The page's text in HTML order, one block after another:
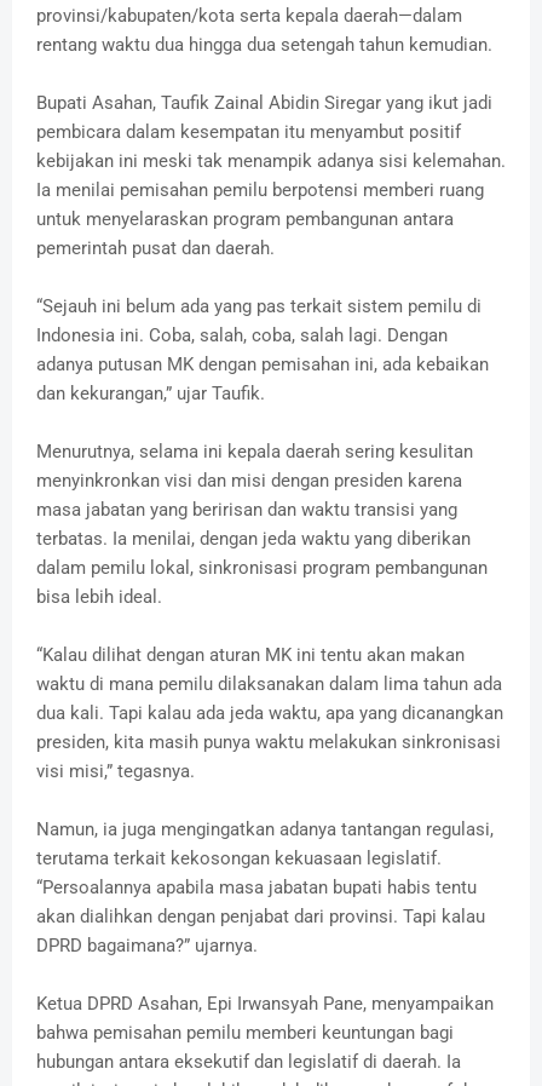
provinsi/kabupaten/kota serta kepala daerah—dalam
rentang waktu dua hingga dua setengah tahun kemudian.
Bupati Asahan, Taufik Zainal Abidin Siregar yang ikut jadi
pembicara dalam kesempatan itu menyambut positif
kebijakan ini meski tak menampik adanya sisi kelemahan.
Ia menilai pemisahan pemilu berpotensi memberi ruang
untuk menyelaraskan program pembangunan antara
pemerintah pusat dan daerah.
“Sejauh ini belum ada yang pas terkait sistem pemilu di
Indonesia ini. Coba, salah, coba, salah lagi. Dengan
adanya putusan MK dengan pemisahan ini, ada kebaikan
dan kekurangan,” ujar Taufik.
Menurutnya, selama ini kepala daerah sering kesulitan
menyinkronkan visi dan misi dengan presiden karena
masa jabatan yang beririsan dan waktu transisi yang
terbatas. Ia menilai, dengan jeda waktu yang diberikan
dalam pemilu lokal, sinkronisasi program pembangunan
bisa lebih ideal.
“Kalau dilihat dengan aturan MK ini tentu akan makan
waktu di mana pemilu dilaksanakan dalam lima tahun ada
dua kali. Tapi kalau ada jeda waktu, apa yang dicanangkan
presiden, kita masih punya waktu melakukan sinkronisasi
visi misi,” tegasnya.
Namun, ia juga mengingatkan adanya tantangan regulasi,
terutama terkait kekosongan kekuasaan legislatif.
“Persoalannya apabila masa jabatan bupati habis tentu
akan dialihkan dengan penjabat dari provinsi. Tapi kalau
DPRD bagaimana?” ujarnya.
Ketua DPRD Asahan, Epi Irwansyah Pane, menyampaikan
bahwa pemisahan pemilu memberi keuntungan bagi
hubungan antara eksekutif dan legislatif di daerah. Ia